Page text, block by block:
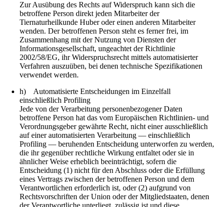
Zur Ausübung des Rechts auf Widerspruch kann sich die
betroffene Person direkt jeden Mitarbeiter der
Tiernaturheilkunde Huber oder einen anderen Mitarbeiter
wenden. Der betroffenen Person steht es ferner frei, im
Zusammenhang mit der Nutzung von Diensten der
Informationsgesellschaft, ungeachtet der Richtlinie
2002/58/EG, ihr Widerspruchsrecht mittels automatisierter
Verfahren auszuüben, bei denen technische Spezifikationen
verwendet werden.
h) Automatisierte Entscheidungen im Einzelfall
einschließlich Profiling
Jede von der Verarbeitung personenbezogener Daten
betroffene Person hat das vom Europäischen Richtlinien- und
Verordnungsgeber gewährte Recht, nicht einer ausschließlich
auf einer automatisierten Verarbeitung — einschließlich
Profiling — beruhenden Entscheidung unterworfen zu werden,
die ihr gegenüber rechtliche Wirkung entfaltet oder sie in
ähnlicher Weise erheblich beeinträchtigt, sofern die
Entscheidung (1) nicht für den Abschluss oder die Erfüllung
eines Vertrags zwischen der betroffenen Person und dem
Verantwortlichen erforderlich ist, oder (2) aufgrund von
Rechtsvorschriften der Union oder der Mitgliedstaaten, denen